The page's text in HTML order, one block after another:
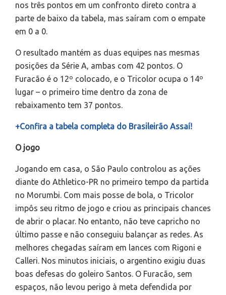
nos três pontos em um confronto direto contra a
parte de baixo da tabela, mas saíram com o empate
em 0 a 0.
O resultado mantém as duas equipes nas mesmas
posições da Série A, ambas com 42 pontos. O
Furacão é o 12º colocado, e o Tricolor ocupa o 14º
lugar – o primeiro time dentro da zona de
rebaixamento tem 37 pontos.
+Confira a tabela completa do Brasileirão Assaí!
O jogo
Jogando em casa, o São Paulo controlou as ações
diante do Athletico-PR no primeiro tempo da partida
no Morumbi. Com mais posse de bola, o Tricolor
impôs seu ritmo de jogo e criou as principais chances
de abrir o placar. No entanto, não teve capricho no
último passe e não conseguiu balançar as redes. As
melhores chegadas saíram em lances com Rigoni e
Calleri. Nos minutos iniciais, o argentino exigiu duas
boas defesas do goleiro Santos. O Furacão, sem
espaços, não levou perigo à meta defendida por